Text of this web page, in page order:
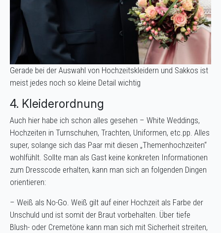
Gerade bei der Auswahl von Hochzeitskleidern und Sakkos ist
meist jedes noch so kleine Detail wichtig
4. Kleiderordnung
Auch hier habe ich schon alles gesehen – White Weddings,
Hochzeiten in Turnschuhen, Trachten, Uniformen, etc.pp. Alles
super, solange sich das Paar mit diesen „Themenhochzeiten“
wohlfühlt. Sollte man als Gast keine konkreten Informationen
zum Dresscode erhalten, kann man sich an folgenden Dingen
orientieren:
– Weiß als No-Go. Weiß gilt auf einer Hochzeit als Farbe der
Unschuld und ist somit der Braut vorbehalten. Über tiefe
Blush- oder Cremetöne kann man sich mit Sicherheit streiten,